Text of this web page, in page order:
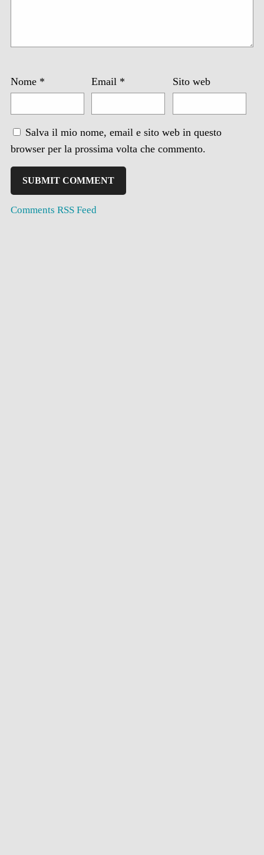
Nome * Email * Sito web
Salva il mio nome, email e sito web in questo
browser per la prossima volta che commento.
Comments RSS Feed